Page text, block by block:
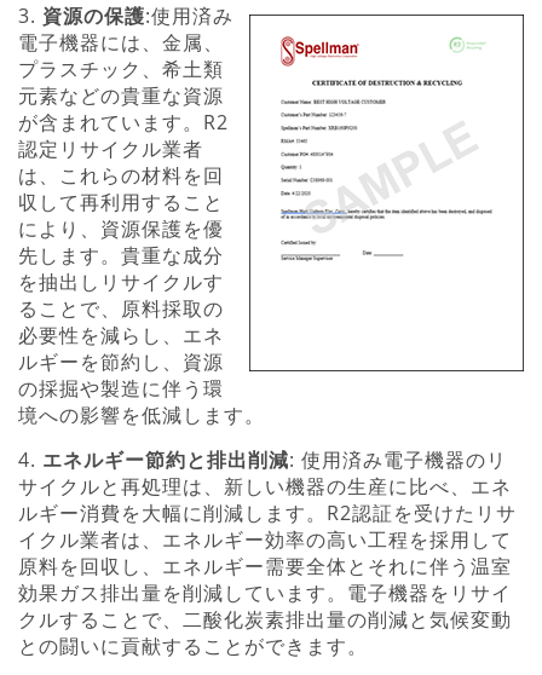
3. 資源の保護:使用済み
電子機器には、金属、
プラスチック、希土類
元素などの貴重な資源
が含まれています。R2
認定リサイクル業者
は、これらの材料を回
収して再利用すること
により、資源保護を優
先します。貴重な成分
を抽出しリサイクルす
ることで、原料採取の
必要性を減らし、エネ
ルギーを節約し、資源
の採掘や製造に伴う環
境への影響を低減します。
4. エネルギー節約と排出削減: 使用済み電子機器のリ
サイクルと再処理は、新しい機器の生産に比べ、エネ
ルギー消費を大幅に削減します。R2認証を受けたリサ
イクル業者は、エネルギー効率の高い工程を採用して
原料を回収し、エネルギー需要全体とそれに伴う温室
効果ガス排出量を削減しています。電子機器をリサイ
クルすることで、二酸化炭素排出量の削減と気候変動
との闘いに貢献することができます。